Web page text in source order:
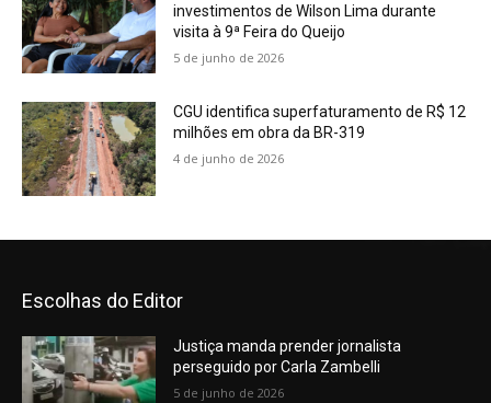
investimentos de Wilson Lima durante
visita à 9ª Feira do Queijo
5 de junho de 2026
CGU identifica superfaturamento de R$ 12
milhões em obra da BR-319
4 de junho de 2026
Escolhas do Editor
Justiça manda prender jornalista
perseguido por Carla Zambelli
5 de junho de 2026